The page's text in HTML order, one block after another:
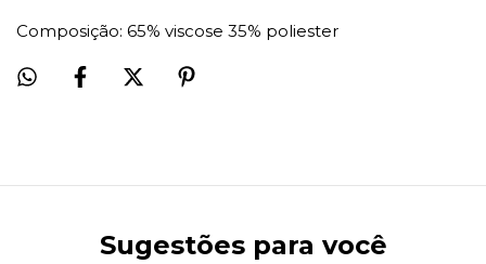
Composição: 65% viscose 35% poliester
Sugestões para você